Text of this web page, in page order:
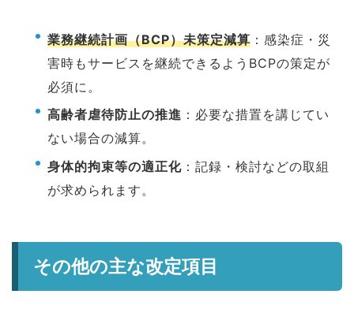
業務継続計画（BCP）未策定減算 ：感染症・災
害時もサービスを継続できるようBCPの策定が
必須に。
高齢者虐待防止の推進 ：必要な措置を講じてい
ない場合の減算。
身体的拘束等の適正化 ：記録・検討などの取組
が求められます。
その他の主な改定項目